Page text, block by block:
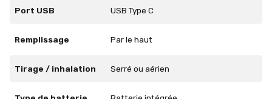
Port USB USB Type C
Remplissage Par le haut
Tirage / inhalation Serré ou aérien